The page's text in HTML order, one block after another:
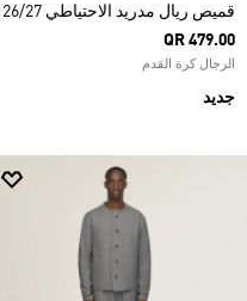
قميص ريال مدريد الاحتياطي 26/27
QR 479.00
الرجال كرة القدم
جديد